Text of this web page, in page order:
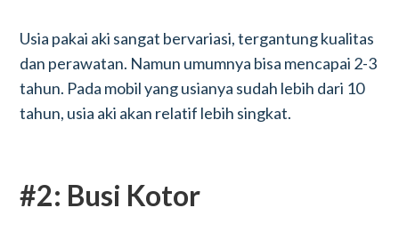
Usia pakai aki sangat bervariasi, tergantung kualitas
dan perawatan. Namun umumnya bisa mencapai 2-3
tahun. Pada mobil yang usianya sudah lebih dari 10
tahun, usia aki akan relatif lebih singkat.
#2: Busi Kotor